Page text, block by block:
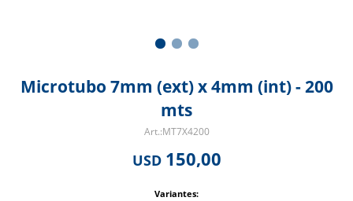
Microtubo 7mm (ext) x 4mm (int) - 200
mts
MT7X4200
USD 150,00
Variantes: